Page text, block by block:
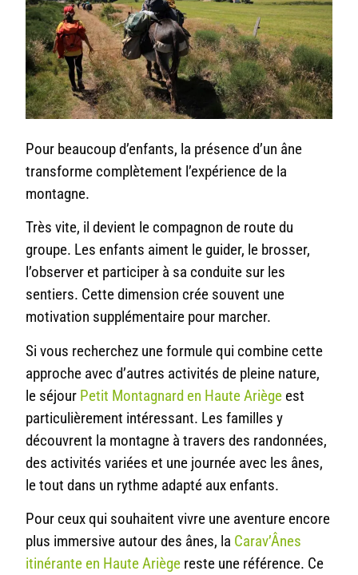
Pour beaucoup d’enfants, la présence d’un âne
transforme complètement l’expérience de la
montagne.
Très vite, il devient le compagnon de route du
groupe. Les enfants aiment le guider, le brosser,
l’observer et participer à sa conduite sur les
sentiers. Cette dimension crée souvent une
motivation supplémentaire pour marcher.
Si vous recherchez une formule qui combine cette
approche avec d’autres activités de pleine nature,
le séjour Petit Montagnard en Haute Ariège est
particulièrement intéressant. Les familles y
découvrent la montagne à travers des randonnées,
des activités variées et une journée avec les ânes,
le tout dans un rythme adapté aux enfants.
Pour ceux qui souhaitent vivre une aventure encore
plus immersive autour des ânes, la Carav’Ânes
itinérante en Haute Ariège reste une référence. Ce